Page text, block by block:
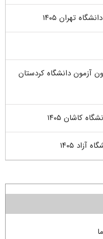
تهران ۱۴۰۵
آزمون دانشگاه کردستان
کاشان ۱۴۰۵
۱۴۰۵